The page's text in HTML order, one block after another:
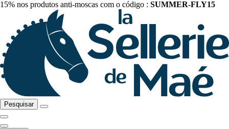
15% nos produtos anti-moscas com o código : SUMMER-FLY15
Pesquisar